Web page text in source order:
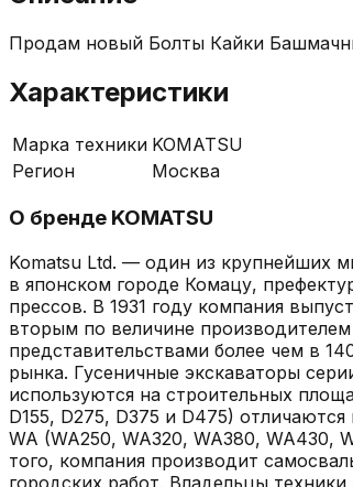
Продам новый Болты Кайки
Характеристики
Марка техники KOMATSU
Регион
Москва
О бренде KOMATSU
Komatsu Ltd. — один из крупнейших
в японском городе Комацу,
прессов. В 1931 году компания
вторым по величине
представительствами более чем в
рынка. Гусеничные экскаваторы
используются на строительных
D155, D275, D375 и D475)
WA (WA250, WA320, WA380, WA430,
того, компания производит
городских работ. Владельцы